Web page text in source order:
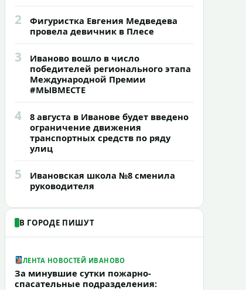
2
Фигуристка Евгения Медведева
провела девичник в Плесе
3
Иваново вошло в число
победителей регионального этапа
Международной Премии
#МЫВМЕСТЕ
4
8 августа в Иванове будет введено
ограничение движения
транспортных средств по ряду
улиц
5
Ивановская школа №8 сменила
руководителя
В ГОРОДЕ ПИШУТ
ЛЕНТА НОВОСТЕЙ ИВАНОВО
За минувшие сутки пожарно-
спасательные подразделения: